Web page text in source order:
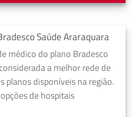
Saúde Araraquara
médico do plano Bradesco
a melhor rede de
planos disponíveis na região.
de hospitais